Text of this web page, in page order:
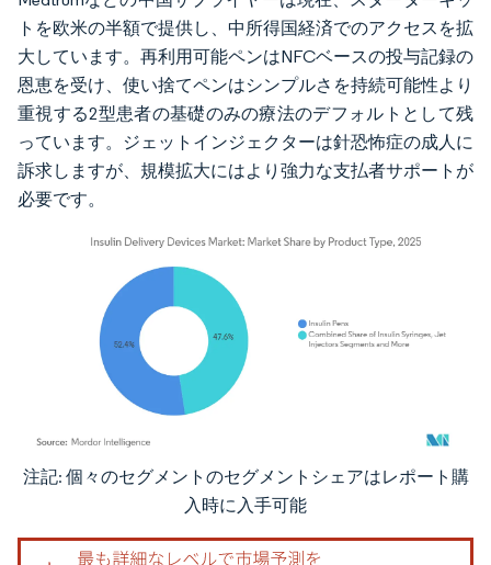
トを欧米の半額で提供し、中所得国経済でのアクセスを拡
大しています。再利用可能ペンはNFCベースの投与記録の
恩恵を受け、使い捨てペンはシンプルさを持続可能性より
重視する2型患者の基礎のみの療法のデフォルトとして残
っています。ジェットインジェクターは針恐怖症の成人に
訴求しますが、規模拡大にはより強力な支払者サポートが
必要です。
画像 © Mordor Intelligence。再利用にはCC BY 4.0の表示が必要です。
注記: 個々のセグメントのセグメントシェアはレポート購
入時に入手可能